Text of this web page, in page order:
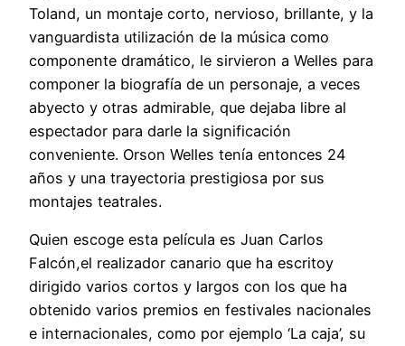
Toland, un montaje corto, nervioso, brillante, y la
vanguardista utilización de la música como
componente dramático, le sirvieron a Welles para
componer la biografía de un personaje, a veces
abyecto y otras admirable, que dejaba libre al
espectador para darle la significación
conveniente. Orson Welles tenía entonces 24
años y una trayectoria prestigiosa por sus
montajes teatrales.
Quien escoge esta película es Juan Carlos
Falcón,el realizador canario que ha escritoy
dirigido varios cortos y largos con los que ha
obtenido varios premios en festivales nacionales
e internacionales, como por ejemplo ‘La caja’, su